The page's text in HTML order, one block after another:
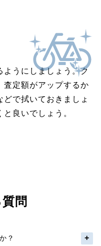
ようにしましょう。ク
査定額がアップするか
で拭いておきましょ
良いでしょう。
問
？